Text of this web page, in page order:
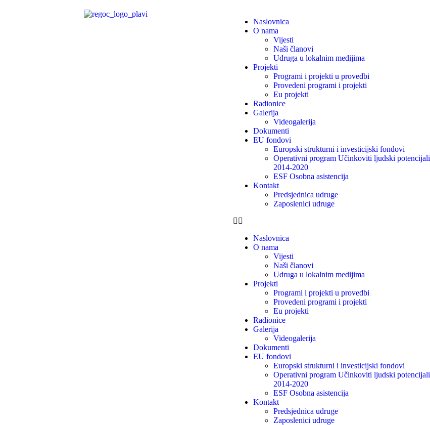
Naslovnica
O nama
Vijesti
Naši članovi
Udruga u lokalnim medijima
Projekti
Programi i projekti u provedbi
Provedeni programi i projekti
Eu projekti
Radionice
Galerija
Videogalerija
Dokumenti
EU fondovi
Europski strukturni i investicijski fondovi
Operativni program Učinkoviti ljudski potencijali
2014-2020
ESF Osobna asistencija
Kontakt
Predsjednica udruge
Zaposlenici udruge
Naslovnica
O nama
Vijesti
Naši članovi
Udruga u lokalnim medijima
Projekti
Programi i projekti u provedbi
Provedeni programi i projekti
Eu projekti
Radionice
Galerija
Videogalerija
Dokumenti
EU fondovi
Europski strukturni i investicijski fondovi
Operativni program Učinkoviti ljudski potencijali
2014-2020
ESF Osobna asistencija
Kontakt
Predsjednica udruge
Zaposlenici udruge